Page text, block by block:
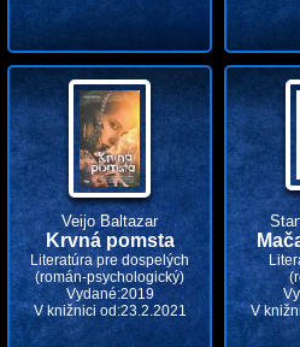
Veijo Baltazar
Krvná pomsta
Literatúra pre dospelých
(román-psychologický)
Vydané:2019
V knižnici od:23.2.2021
V